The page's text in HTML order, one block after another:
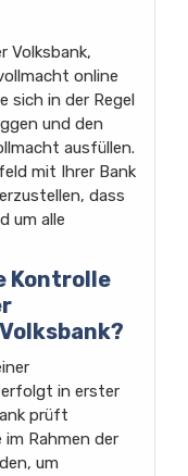
Volksbank,
online
sich in der Regel
und den
ausfüllen.
mit Ihrer Bank
dass
um alle
Kontrolle
erfolgt in erster
prüft
Rahmen der
um